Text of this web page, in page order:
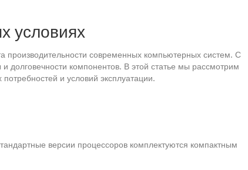
условиях
производительности современных компьютерных систем. С
долговечности компонентов. В этой статье мы рассмотрим
и условий эксплуатации.
версии процессоров комплектуются компактным